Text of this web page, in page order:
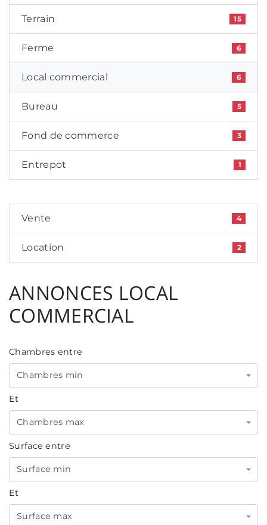
Terrain 15
Ferme 6
Local commercial 6
Bureau 5
Fond de commerce 3
Entrepot 1
Vente 4
Location 2
ANNONCES LOCAL
COMMERCIAL
Chambres entre
Chambres min
Et
Chambres max
Surface entre
Surface min
Et
Surface max